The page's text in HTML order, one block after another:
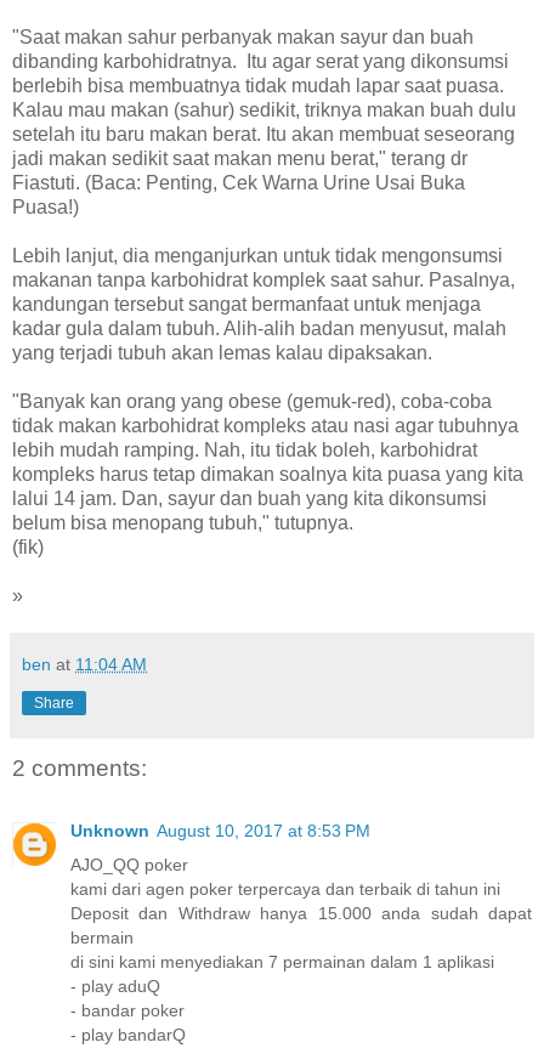
"Saat makan sahur perbanyak makan sayur dan buah
dibanding karbohidratnya. Itu agar serat yang dikonsumsi
berlebih bisa membuatnya tidak mudah lapar saat puasa.
Kalau mau makan (sahur) sedikit, triknya makan buah dulu
setelah itu baru makan berat. Itu akan membuat seseorang
jadi makan sedikit saat makan menu berat," terang dr
Fiastuti. (Baca: Penting, Cek Warna Urine Usai Buka
Puasa!)
Lebih lanjut, dia menganjurkan untuk tidak mengonsumsi
makanan tanpa karbohidrat komplek saat sahur. Pasalnya,
kandungan tersebut sangat bermanfaat untuk menjaga
kadar gula dalam tubuh. Alih-alih badan menyusut, malah
yang terjadi tubuh akan lemas kalau dipaksakan.
"Banyak kan orang yang obese (gemuk-red), coba-coba
tidak makan karbohidrat kompleks atau nasi agar tubuhnya
lebih mudah ramping. Nah, itu tidak boleh, karbohidrat
kompleks harus tetap dimakan soalnya kita puasa yang kita
lalui 14 jam. Dan, sayur dan buah yang kita dikonsumsi
belum bisa menopang tubuh," tutupnya.
(fik)
»
ben at 11:04 AM
Share
2 comments:
Unknown August 10, 2017 at 8:53 PM
AJO_QQ poker
kami dari agen poker terpercaya dan terbaik di tahun ini
Deposit dan Withdraw hanya 15.000 anda sudah dapat
bermain
di sini kami menyediakan 7 permainan dalam 1 aplikasi
- play aduQ
- bandar poker
- play bandarQ